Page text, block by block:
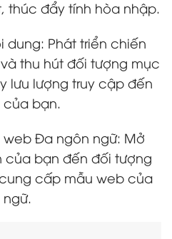
thúc đẩy tính hòa nhập.
dung: Phát triển chiến
thu hút đối tượng mục
lưu lượng truy cập đến
bạn.
web Đa ngôn ngữ: Mở
của bạn đến đối tượng
cấp mẫu web của